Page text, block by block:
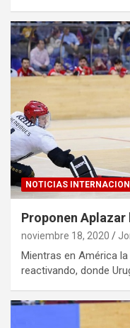
NOTICIAS
Proponen
noviembre 18, 2020
Mientras en América
reactivando, donde